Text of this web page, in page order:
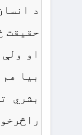
د
حقیقت
او
بیا
بشري